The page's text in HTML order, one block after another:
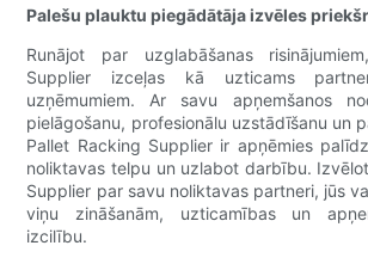
Palešu plauktu piegādātāja izvēles
Runājot par uzglabāšanas
Supplier izceļas kā uzticams
uzņēmumiem. Ar savu apņemšanos
pielāgošanu, profesionālu uzstādīšanu un
Pallet Racking Supplier ir apņēmies
noliktavas telpu un uzlabot darbību.
Supplier par savu noliktavas partneri, jūs
viņu zināšanām, uzticamības un
izcilību.